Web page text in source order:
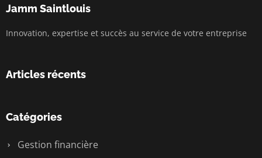
Jamm Saintlouis
Innovation, expertise et succès au service de votre entreprise
Articles récents
Catégories
Gestion financière